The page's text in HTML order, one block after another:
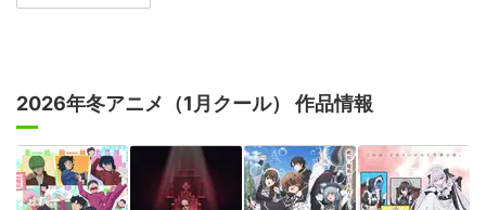
2026年冬アニメ（1月クール） 作品情報